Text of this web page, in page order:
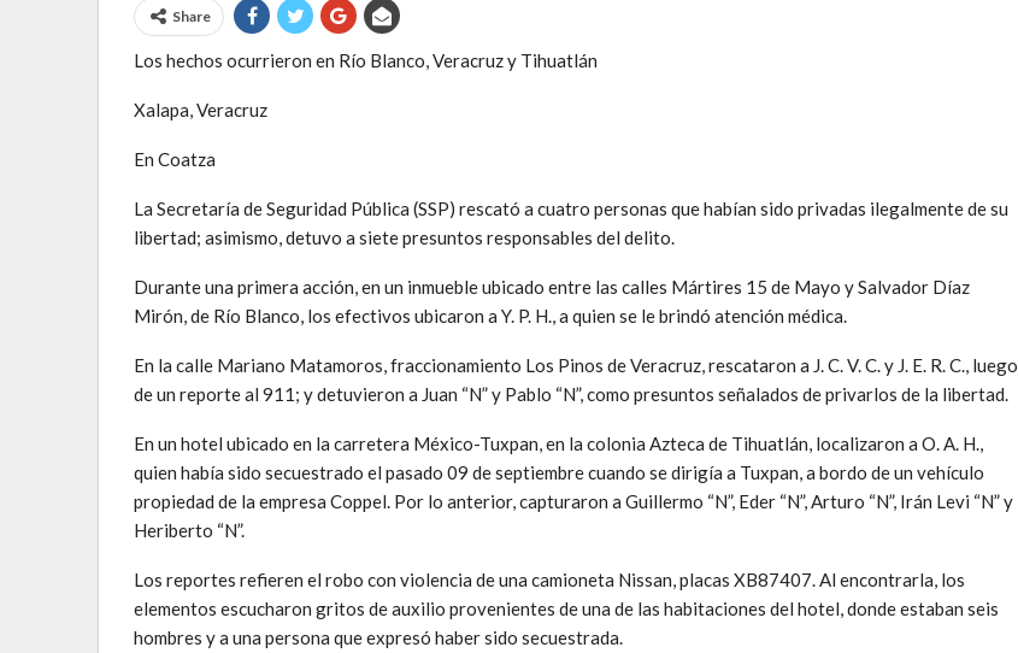
Share
Los hechos ocurrieron en Río Blanco, Veracruz y Tihuatlán
Xalapa, Veracruz
En Coatza
La Secretaría de Seguridad Pública (SSP) rescató a cuatro personas que habían sido privadas ilegalmente de su
libertad; asimismo, detuvo a siete presuntos responsables del delito.
Durante una primera acción, en un inmueble ubicado entre las calles Mártires 15 de Mayo y Salvador Díaz
Mirón, de Río Blanco, los efectivos ubicaron a Y. P. H., a quien se le brindó atención médica.
En la calle Mariano Matamoros, fraccionamiento Los Pinos de Veracruz, rescataron a J. C. V. C. y J. E. R. C., luego
de un reporte al 911; y detuvieron a Juan “N” y Pablo “N”, como presuntos señalados de privarlos de la libertad.
En un hotel ubicado en la carretera México-Tuxpan, en la colonia Azteca de Tihuatlán, localizaron a O. A. H.,
quien había sido secuestrado el pasado 09 de septiembre cuando se dirigía a Tuxpan, a bordo de un vehículo
propiedad de la empresa Coppel. Por lo anterior, capturaron a Guillermo “N”, Eder “N”, Arturo “N”, Irán Levi “N” y
Heriberto “N”.
Los reportes refieren el robo con violencia de una camioneta Nissan, placas XB87407. Al encontrarla, los
elementos escucharon gritos de auxilio provenientes de una de las habitaciones del hotel, donde estaban seis
hombres y a una persona que expresó haber sido secuestrada.